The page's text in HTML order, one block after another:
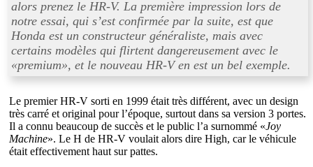
alors prenez le HR-V. La première impression lors de
notre essai, qui s’est confirmée par la suite, est que
Honda est un constructeur généraliste, mais avec
certains modèles qui flirtent dangereusement avec le
«premium», et le nouveau HR-V en est un bel exemple.
Le premier HR-V sorti en 1999 était très différent, avec un design
très carré et original pour l’époque, surtout dans sa version 3 portes.
Il a connu beaucoup de succès et le public l’a surnommé «Joy
Machine». Le H de HR-V voulait alors dire High, car le véhicule
était effectivement haut sur pattes.